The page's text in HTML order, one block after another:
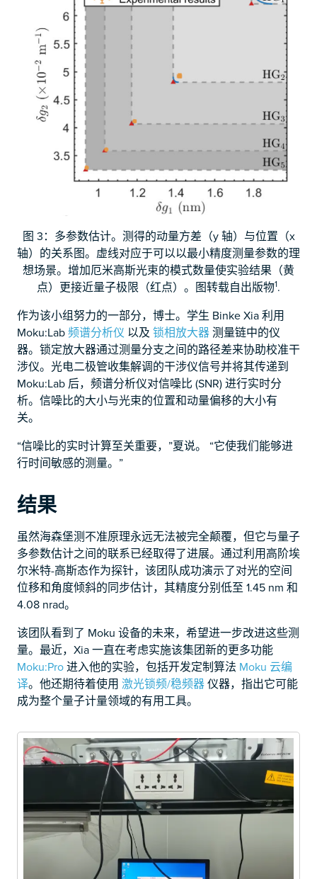
图 3：多参数估计。测得的动量方差（y 轴）与位置（x
轴）的关系图。虚线对应于可以以最小精度测量参数的理
想场景。增加厄米高斯光束的模式数量使实验结果（黄
点）更接近量子极限（红点）。图转载自出版物1.
作为该小组努力的一部分，博士。学生 Binke Xia 利用
Moku:Lab频谱分析仪 以及 锁相放大器测量链中的仪
器。锁定放大器通过测量分支之间的路径差来协助校准干
涉仪。光电二极管收集解调的干涉仪信号并将其传递到
Moku:Lab 后，频谱分析仪对信噪比 (SNR) 进行实时分
析。信噪比的大小与光束的位置和动量偏移的大小有
关。
“信噪比的实时计算至关重要，”夏说。 “它使我们能够进
行时间敏感的测量。”
结果
虽然海森堡测不准原理永远无法被完全颠覆，但它与量子
多参数估计之间的联系已经取得了进展。通过利用高阶埃
尔米特-高斯态作为探针，该团队成功演示了对光的空间
位移和角度倾斜的同步估计，其精度分别低至 1.45 nm 和
4.08 nrad。
该团队看到了 Moku 设备的未来，希望进一步改进这些测
量。最近，Xia 一直在考虑实施该集团新的更多功能
Moku:Pro进入他的实验，包括开发定制算法 Moku 云编
译。他还期待着使用 激光锁频/稳频器仪器，指出它可能
成为整个量子计量领域的有用工具。